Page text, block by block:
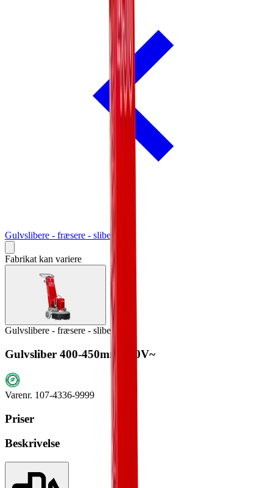
Gulvslibere - fræsere - slibere
Fabrikat kan variere
Gulvslibere - fræsere - slibere
Gulvsliber 400-450mm 230V~
Varenr. 107-4336-9999
Priser
Beskrivelse